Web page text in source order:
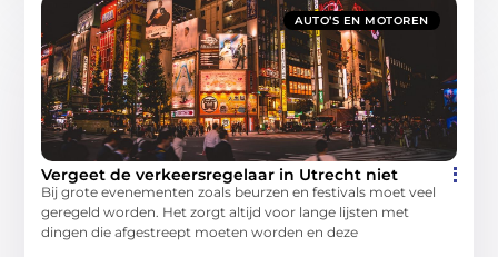
AUTO’S EN MOTOREN
Vergeet de verkeersregelaar in Utrecht niet
Bij grote evenementen zoals beurzen en festivals moet veel
geregeld worden. Het zorgt altijd voor lange lijsten met
dingen die afgestreept moeten worden en deze